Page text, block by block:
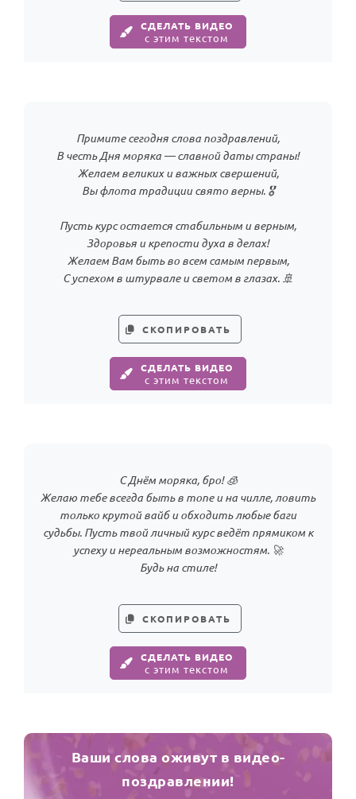
СДЕЛАТЬ ВИДЕО
с этим текстом
Примите сегодня слова поздравлений,
В честь Дня моряка — славной даты страны!
Желаем великих и важных свершений,
Вы флота традиции свято верны. 🎖️
Пусть курс остается стабильным и верным,
Здоровья и крепости духа в делах!
Желаем Вам быть во всем самым первым,
С успехом в штурвале и светом в глазах. 🚢
СКОПИРОВАТЬ
СДЕЛАТЬ ВИДЕО
с этим текстом
С Днём моряка, бро! 🧊
Желаю тебе всегда быть в топе и на чилле, ловить
только крутой вайб и обходить любые баги
судьбы. Пусть твой личный курс ведёт прямиком к
успеху и нереальным возможностям. 🚀
Будь на стиле!
СКОПИРОВАТЬ
СДЕЛАТЬ ВИДЕО
с этим текстом
Ваши слова оживут в видео-
поздравлении!